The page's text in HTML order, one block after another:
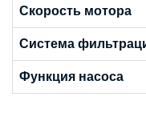
Скорость мотора
Система
Функция насоса